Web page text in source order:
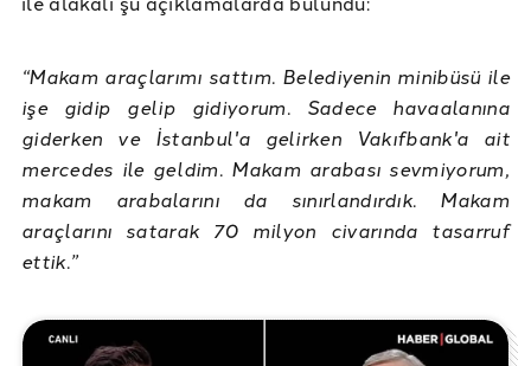
“Makam araçlarımı sattım. Belediyenin minibüsü ile
işe gidip gelip gidiyorum. Sadece havaalanına
giderken ve İstanbul'a gelirken Vakıfbank'a ait
mercedes ile geldim. Makam arabası sevmiyorum,
makam arabalarını da sınırlandırdık. Makam
araçlarını satarak 70 milyon civarında tasarruf
ettik.”